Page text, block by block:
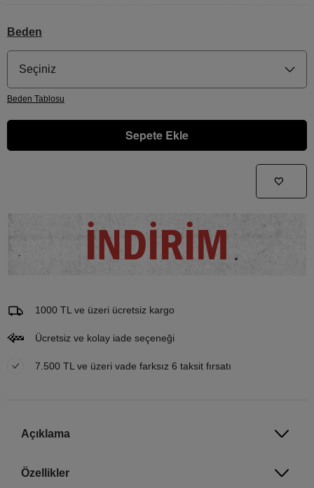
Beden
Seçiniz
Beden Tablosu
Sepete Ekle
İNDİRİM
1000 TL ve üzeri ücretsiz kargo
Ücretsiz ve kolay iade seçeneği
7.500 TL ve üzeri vade farksız 6 taksit fırsatı
Açıklama
Özellikler